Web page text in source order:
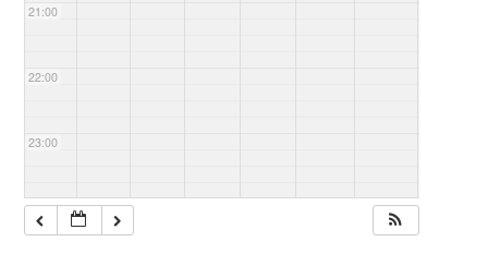
21:00
22:00
23:00